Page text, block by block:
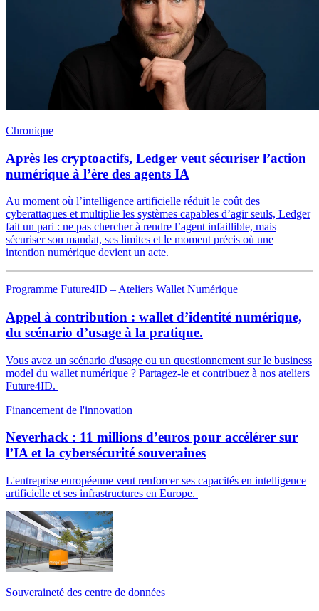
Chronique
Après les cryptoactifs, Ledger veut sécuriser l’action
numérique à l’ère des agents IA
Au moment où l’intelligence artificielle réduit le coût des
cyberattaques et multiplie les systèmes capables d’agir seuls, Ledger
fait un pari : ne pas chercher à rendre l’agent infaillible, mais
sécuriser son mandat, ses limites et le moment précis où une
intention numérique devient un acte.
Programme Future4ID – Ateliers Wallet Numérique
Appel à contribution : wallet d’identité numérique,
du scénario d’usage à la pratique.
Vous avez un scénario d'usage ou un questionnement sur le business
model du wallet numérique ? Partagez-le et contribuez à nos ateliers
Future4ID.
Financement de l'innovation
Neverhack : 11 millions d’euros pour accélérer sur
l’IA et la cybersécurité souveraines
L'entreprise européenne veut renforcer ses capacités en intelligence
artificielle et ses infrastructures en Europe.
Souveraineté des centre de données